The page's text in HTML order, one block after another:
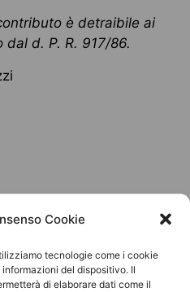
Cookie
tecnologie come i cookie
del dispositivo. Il
di elaborare dati come il
è detraibile ai
d. P. R. 917/86.